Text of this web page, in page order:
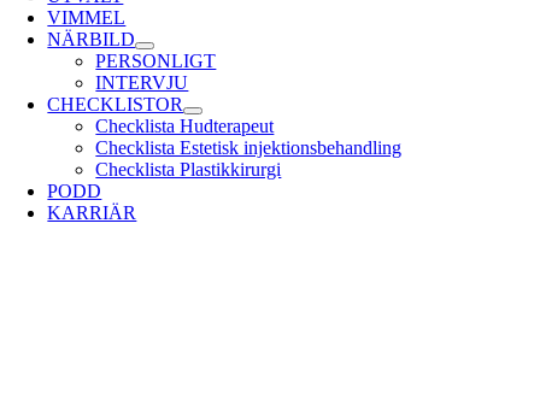
VIMMEL
NÄRBILD
PERSONLIGT
INTERVJU
CHECKLISTOR
Checklista Hudterapeut
Checklista Estetisk injektionsbehandling
Checklista Plastikkirurgi
PODD
KARRIÄR